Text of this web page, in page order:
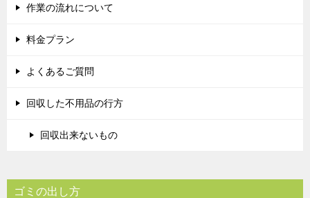
作業の流れについて
料金プラン
よくあるご質問
回収した不用品の行方
回収出来ないもの
ゴミの出し方